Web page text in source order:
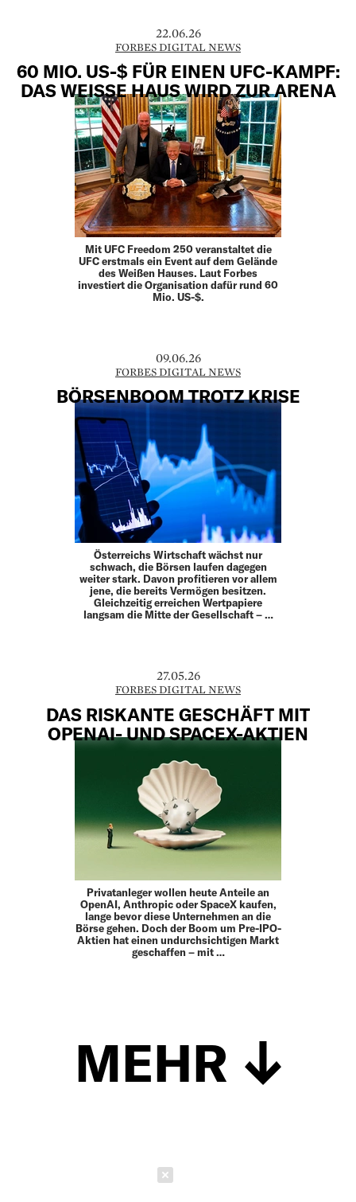
22.06.26
FORBES DIGITAL NEWS
60 MIO. US-$ FÜR EINEN UFC-KAMPF:
DAS WEISSE HAUS WIRD ZUR ARENA
Mit UFC Freedom 250 veranstaltet die
UFC erstmals ein Event auf dem Gelände
des Weißen Hauses. Laut Forbes
investiert die Organisation dafür rund 60
Mio. US-$.
09.06.26
FORBES DIGITAL NEWS
BÖRSENBOOM TROTZ KRISE
Österreichs Wirtschaft wächst nur
schwach, die Börsen laufen dagegen
weiter stark. Davon profitieren vor allem
jene, die bereits Vermögen besitzen.
Gleichzeitig erreichen Wertpapiere
langsam die Mitte der Gesellschaft – …
27.05.26
FORBES DIGITAL NEWS
DAS RISKANTE GESCHÄFT MIT
OPENAI- UND SPACEX-AKTIEN
Privatanleger wollen heute Anteile an
OpenAI, Anthropic oder SpaceX kaufen,
lange bevor diese Unternehmen an die
Börse gehen. Doch der Boom um Pre-IPO-
Aktien hat einen undurchsichtigen Markt
geschaffen – mit …
MEHR